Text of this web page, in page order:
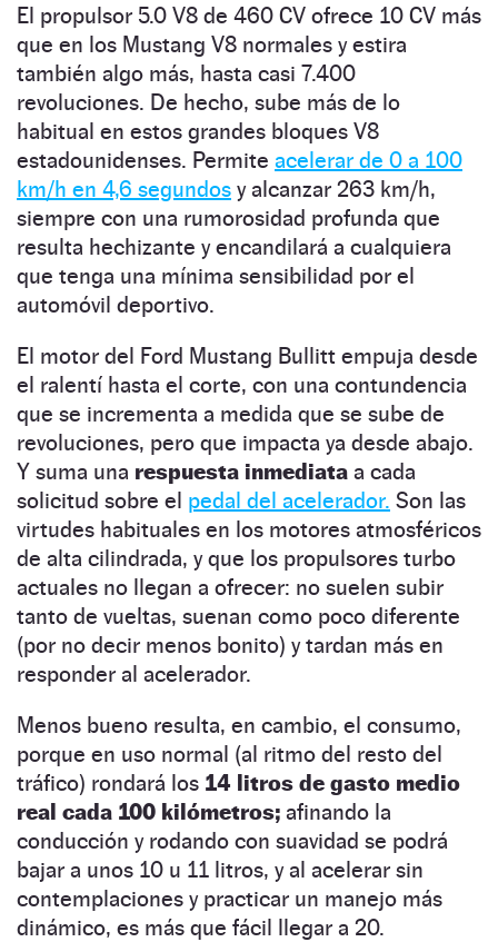
El propulsor 5.0 V8 de 460 CV ofrece 10 CV más
que en los Mustang V8 normales y estira
también algo más, hasta casi 7.400
revoluciones. De hecho, sube más de lo
habitual en estos grandes bloques V8
estadounidenses. Permite acelerar de 0 a 100
km/h en 4,6 segundos y alcanzar 263 km/h,
siempre con una rumorosidad profunda que
resulta hechizante y encandilará a cualquiera
que tenga una mínima sensibilidad por el
automóvil deportivo.
El motor del Ford Mustang Bullitt empuja desde
el ralentí hasta el corte, con una contundencia
que se incrementa a medida que se sube de
revoluciones, pero que impacta ya desde abajo.
Y suma una respuesta inmediata a cada
solicitud sobre el pedal del acelerador. Son las
virtudes habituales en los motores atmosféricos
de alta cilindrada, y que los propulsores turbo
actuales no llegan a ofrecer: no suelen subir
tanto de vueltas, suenan como poco diferente
(por no decir menos bonito) y tardan más en
responder al acelerador.
Menos bueno resulta, en cambio, el consumo,
porque en uso normal (al ritmo del resto del
tráfico) rondará los 14 litros de gasto medio
real cada 100 kilómetros; afinando la
conducción y rodando con suavidad se podrá
bajar a unos 10 u 11 litros, y al acelerar sin
contemplaciones y practicar un manejo más
dinámico, es más que fácil llegar a 20.